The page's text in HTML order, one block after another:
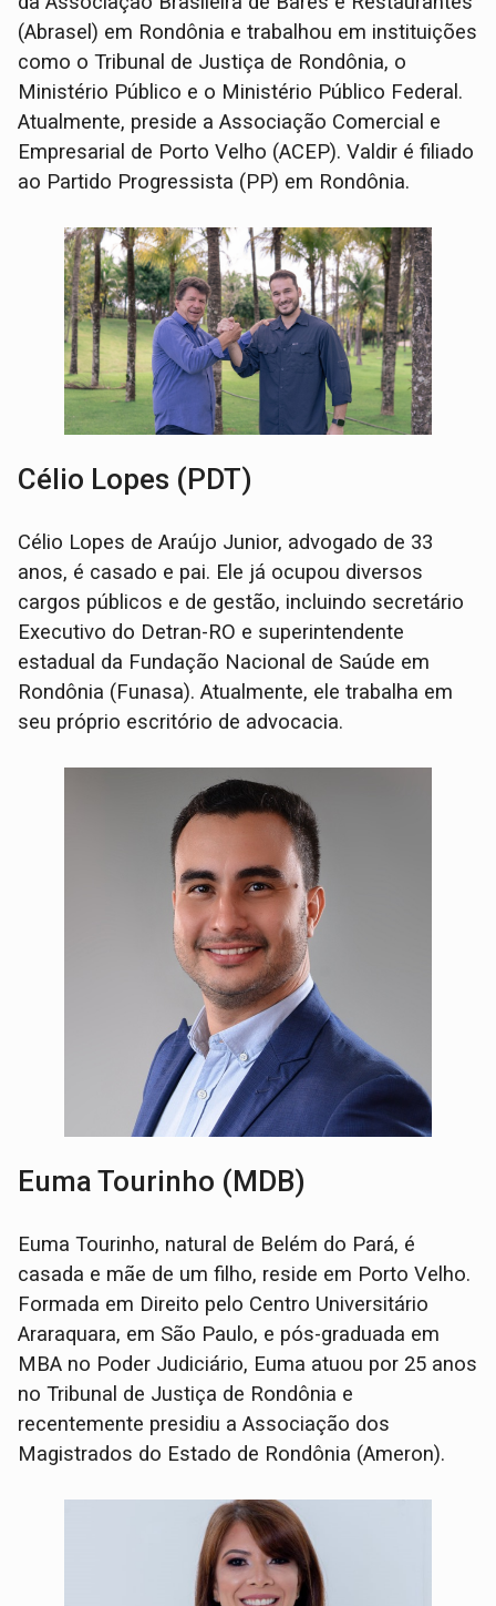
(Abrasel) em Rondônia e trabalhou em instituições
como o Tribunal de Justiça de Rondônia, o
Ministério Público e o Ministério Público Federal.
Atualmente, preside a Associação Comercial e
Empresarial de Porto Velho (ACEP). Valdir é filiado
ao Partido Progressista (PP) em Rondônia.
Célio Lopes (PDT)
Célio Lopes de Araújo Junior, advogado de 33
anos, é casado e pai. Ele já ocupou diversos
cargos públicos e de gestão, incluindo secretário
Executivo do Detran-RO e superintendente
estadual da Fundação Nacional de Saúde em
Rondônia (Funasa). Atualmente, ele trabalha em
seu próprio escritório de advocacia.
Euma Tourinho (MDB)
Euma Tourinho, natural de Belém do Pará, é
casada e mãe de um filho, reside em Porto Velho.
Formada em Direito pelo Centro Universitário
Araraquara, em São Paulo, e pós-graduada em
MBA no Poder Judiciário, Euma atuou por 25 anos
no Tribunal de Justiça de Rondônia e
recentemente presidiu a Associação dos
Magistrados do Estado de Rondônia (Ameron).